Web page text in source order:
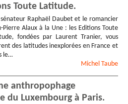
Toute Latitude.
Raphaël Daubet et le romancier
Pierre Alaux à la Une : les Editions Toute
fondées par Laurent Tranier, vous
des latitudes inexplorées en France et
le…
Michel Taube
anthropophage
du Luxembourg à Paris.